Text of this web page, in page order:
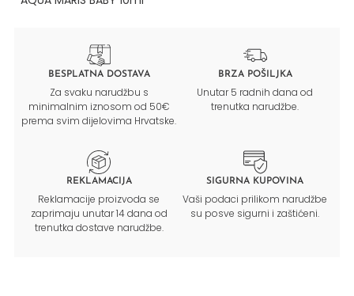
BESPLATNA DOSTAVA
Za svaku narudžbu s
minimalnim iznosom od 50€
prema svim dijelovima Hrvatske.
BRZA POŠILJKA
Unutar 5 radnih dana od
trenutka narudžbe.
REKLAMACIJA
Reklamacije proizvoda se
zaprimaju unutar 14 dana od
trenutka dostave narudžbe.
SIGURNA KUPOVINA
Vaši podaci prilikom narudžbe
su posve sigurni i zaštićeni.